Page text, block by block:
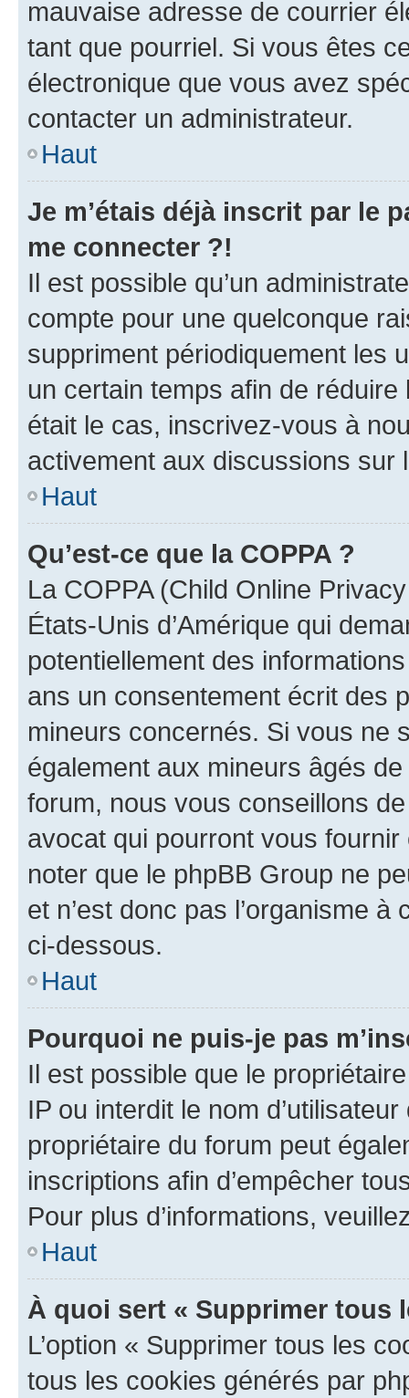
mauvaise adresse de courrier
tant que pourriel. Si vous êtes
électronique que vous avez
contacter un administrateur.
Haut
Je m’étais déjà inscrit par le
me connecter ?!
Il est possible qu’un
compte pour une quelconque
suppriment périodiquement les
un certain temps afin de
était le cas, inscrivez-vous à
activement aux discussions sur
Haut
Qu’est-ce que la COPPA ?
La COPPA (Child Online
États-Unis d’Amérique qui
potentiellement des
ans un consentement écrit des
mineurs concernés. Si vous ne
également aux mineurs âgés
forum, nous vous conseillons
avocat qui pourront vous
noter que le phpBB Group ne
et n’est donc pas l’organisme
ci-dessous.
Haut
Pourquoi ne puis-je pas
Il est possible que le
IP ou interdit le nom
propriétaire du forum peut
inscriptions afin d’empêcher
Pour plus d’informations,
Haut
À quoi sert « Supprimer tous
L’option « Supprimer tous les
tous les cookies générés par